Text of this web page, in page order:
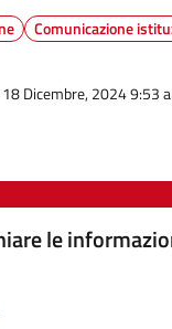
Comunicazione
Dicembre, 2024 9:53
le